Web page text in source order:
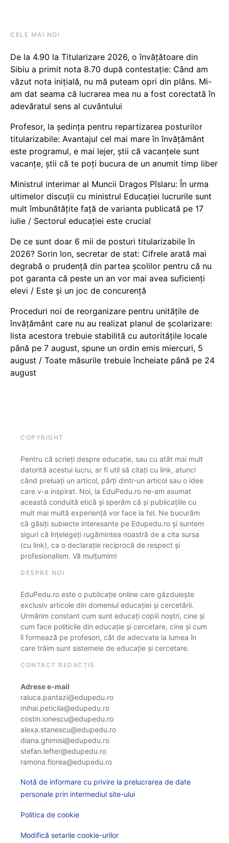
CELE MAI NOI
De la 4.90 la Titularizare 2026, o învățătoare din
Sibiu a primit nota 8.70 după contestație: Când am
văzut nota inițială, nu mă puteam opri din plâns. Mi-
am dat seama că lucrarea mea nu a fost corectată în
adevăratul sens al cuvântului
Profesor, la ședința pentru repartizarea posturilor
titularizabile: Avantajul cel mai mare în învățământ
este programul, e mai lejer, știi că vacanțele sunt
vacanţe, știi că te poți bucura de un anumit timp liber
Ministrul interimar al Muncii Dragos Pîslaru: În urma
ultimelor discuții cu ministrul Educației lucrurile sunt
mult îmbunătățite față de varianta publicată pe 17
iulie / Sectorul educației este crucial
De ce sunt doar 6 mii de posturi titularizabile în
2026? Sorin Ion, secretar de stat: Cifrele arată mai
degrabă o prudență din partea școlilor pentru că nu
pot garanta că peste un an vor mai avea suficienți
elevi / Este și un joc de concurență
Proceduri noi de reorganizare pentru unitățile de
învățământ care nu au realizat planul de școlarizare:
lista acestora trebuie stabilită cu autoritățile locale
până pe 7 august, spune un ordin emis miercuri, 5
august / Toate măsurile trebuie încheiate până pe 24
august
COPYRIGHT
Pentru că scrieți despre educație, sau cu atât mai mult
datorită acestui lucru, ar fi util să citați cu link, atunci
când preluați un articol, părți dintr-un articol sau o idee
care v-a inspirat. Noi, la EduPedu.ro ne-am asumat
această conduită etică și sperăm că și publicațiile cu
mult mai multă experiență vor face la fel. Ne bucurăm
că găsiți subiecte interesante pe Edupedu.ro și suntem
siguri că înțelegeți rugămintea noastră de a cita sursa
(cu link), ca o declarație reciprocă de respect și
profesionalism. Vă mulțumim!
DESPRE NOI
EduPedu.ro este o publicație online care găzduiește
exclusiv articole din domeniul educației și cercetării.
Urmărim constant cum sunt educați copiii noștri, cine și
cum face politicile din educație și cercetare, cine și cum
îi formează pe profesori, cât de adecvate la lumea în
care trăim sunt sistemele de educație și cercetare.
CONTACT REDACȚIE
Adrese e-mail
raluca.pantazi@edupedu.ro
mihai.peticila@edupedu.ro
costin.ionescu@edupedu.ro
alexa.stanescu@edupedu.ro
diana.ghimisi@edupedu.ro
stefan.lefter@edupedu.ro
ramona.florea@edupedu.ro
Notă de informare cu privire la prelucrarea de date
personale prin intermediul site-ului
Politica de cookie
Modifică setarile cookie-urilor